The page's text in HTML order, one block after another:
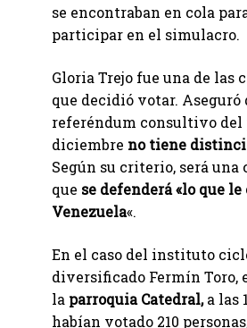
se encontraban en cola
participar en el simulacro.
Gloria Trejo fue una de las
que decidió votar. Aseguró
referéndum consultivo del
diciembre no tiene
Según su criterio, será una
que se defenderá «lo que
Venezuela«.
En el caso del instituto
diversificado Fermín Toro,
la parroquia Catedral,a las
habían votado 210